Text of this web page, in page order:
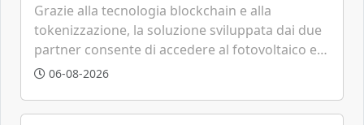
Grazie alla tecnologia blockchain e alla
tokenizzazione, la soluzione sviluppata dai due
partner consente di accedere al fotovoltaico e
all'eolico ottenendo risparmi diretti in bolletta,
06-08-2026